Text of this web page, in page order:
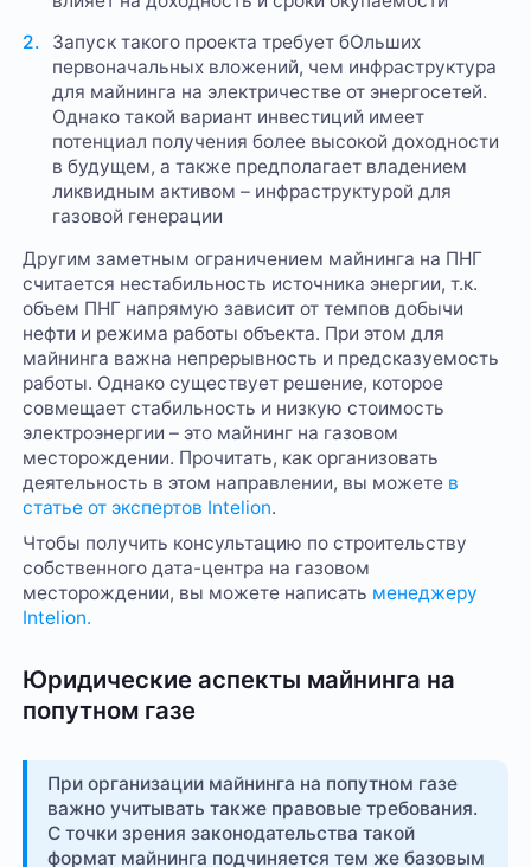
Запуск такого проекта требует бОльших
первоначальных вложений, чем инфраструктура
для майнинга на электричестве от энергосетей.
Однако такой вариант инвестиций имеет
потенциал получения более высокой доходности
в будущем, а также предполагает владением
ликвидным активом – инфраструктурой для
газовой генерации
Другим заметным ограничением майнинга на ПНГ
считается нестабильность источника энергии, т.к.
объем ПНГ напрямую зависит от темпов добычи
нефти и режима работы объекта. При этом для
майнинга важна непрерывность и предсказуемость
работы. Однако существует решение, которое
совмещает стабильность и низкую стоимость
электроэнергии – это майнинг на газовом
месторождении. Прочитать, как организовать
деятельность в этом направлении, вы можете в
статье от экспертов Intelion.
Чтобы получить консультацию по строительству
собственного дата-центра на газовом
месторождении, вы можете написать менеджеру
Intelion.
Юридические аспекты майнинга на
попутном газе
При организации майнинга на попутном газе
важно учитывать также правовые требования.
С точки зрения законодательства такой
формат майнинга подчиняется тем же базовым